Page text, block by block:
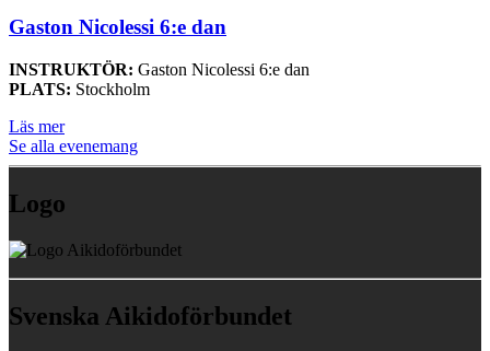
Gaston Nicolessi 6:e dan
INSTRUKTÖR: Gaston Nicolessi 6:e dan
PLATS: Stockholm
Läs mer
Se alla evenemang
Logo
Svenska Aikidoförbundet